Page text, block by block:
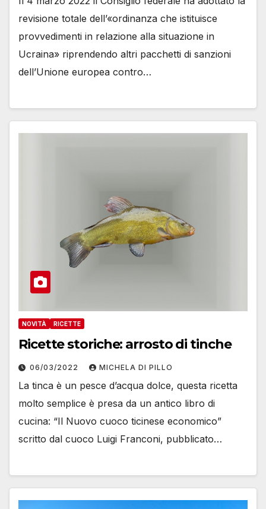
revisione totale dell’«ordinanza che istituisce
provvedimenti in relazione alla situazione in
Ucraina» riprendendo altri pacchetti di sanzioni
dell’Unione europea contro…
NOVITÀ RICETTE
Ricette storiche: arrosto di tinche
06/03/2022 MICHELA DI PILLO
La tinca è un pesce d’acqua dolce, questa ricetta
molto semplice è presa da un antico libro di
cucina: “Il Nuovo cuoco ticinese economico”
scritto dal cuoco Luigi Franconi, pubblicato…